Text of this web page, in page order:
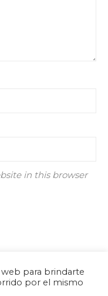
in this browser
para brindarte
por el mismo